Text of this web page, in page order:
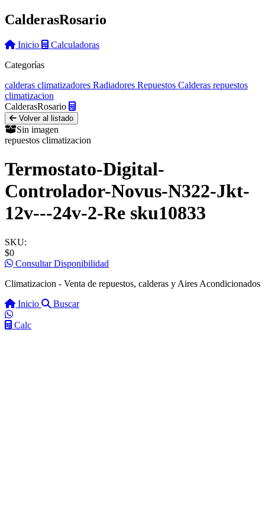
CalderasRosario
Inicio
Calculadoras
Categorías
calderas climatizadores Radiadores Repuestos Calderas repuestos
climatizacion
CalderasRosario
Volver al listado
Sin imagen
repuestos climatizacion
Termostato-Digital-
Controlador-Novus-N322-Jkt-
12v---24v-2-Re sku10833
SKU:
$0
Consultar Disponibilidad
Climatizacion - Venta de repuestos, calderas y Aires Acondicionados
Inicio
Buscar
Calc